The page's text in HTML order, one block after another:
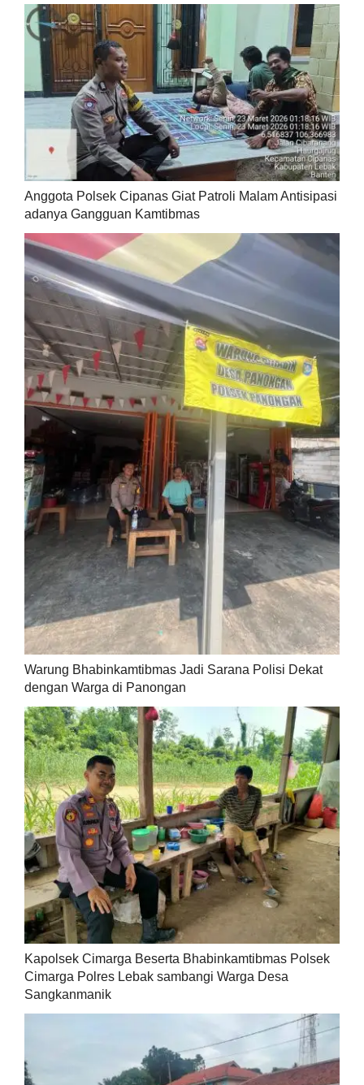
Anggota Polsek Cipanas Giat Patroli Malam Antisipasi
adanya Gangguan Kamtibmas
Warung Bhabinkamtibmas Jadi Sarana Polisi Dekat
dengan Warga di Panongan
Kapolsek Cimarga Beserta Bhabinkamtibmas Polsek
Cimarga Polres Lebak sambangi Warga Desa
Sangkanmanik